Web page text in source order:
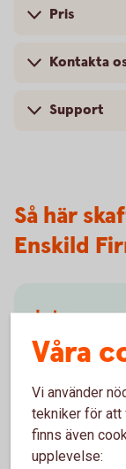
Pris
Kontakta
Support
Så här
Enskild
Fyll i
Våra
Vi använder
tekniker för att
finns även
upplevelse: